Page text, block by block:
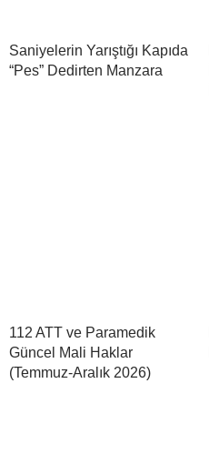
Saniyelerin Yarıştığı Kapıda
“Pes” Dedirten Manzara
112 ATT ve Paramedik
Güncel Mali Haklar
(Temmuz-Aralık 2026)